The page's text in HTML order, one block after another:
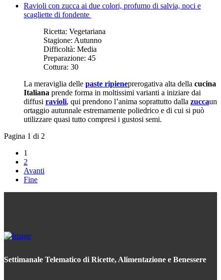
Ravioli con zucca ai due colori, profumo di salvia, noci e
scagliette di fondente
Ricetta: Vegetariana
Stagione: Autunno
Difficoltà: Media
Preparazione: 45
Cottura: 30
La meraviglia delle paste ripieneprerogativa alta della cucina
Italiana prende forma in moltissimi varianti a iniziare dai
diffusi ravioli, qui prendono l’anima soprattutto dalla zuccaun
ortaggio autunnale estremamente poliedrico e di cui si può
utilizzare quasi tutto compresi i gustosi semi.
Pagina 1 di 2
1
2
Avanti
Fine
Settimanale Telematico di Ricette, Alimentazione e Benessere